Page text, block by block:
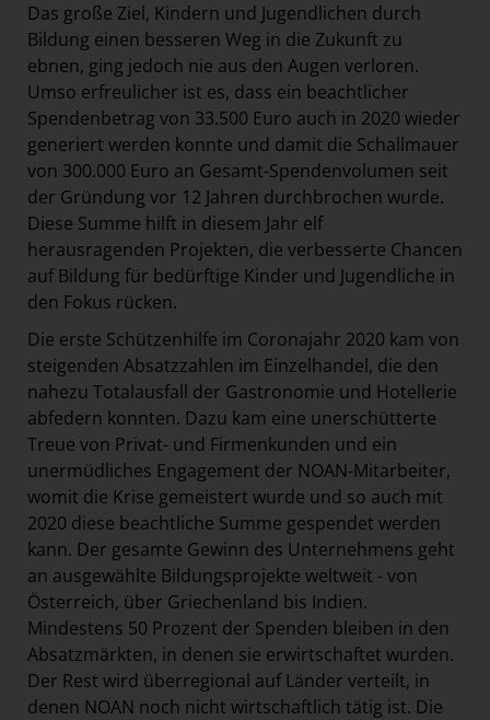
Das große Ziel, Kindern und Jugendlichen durch
Bildung einen besseren Weg in die Zukunft zu
ebnen, ging jedoch nie aus den Augen verloren.
Umso erfreulicher ist es, dass ein beachtlicher
Spendenbetrag von 33.500 Euro auch in 2020 wieder
generiert werden konnte und damit die Schallmauer
von 300.000 Euro an Gesamt-Spendenvolumen seit
der Gründung vor 12 Jahren durchbrochen wurde.
Diese Summe hilft in diesem Jahr elf
herausragenden Projekten, die verbesserte Chancen
auf Bildung für bedürftige Kinder und Jugendliche in
den Fokus rücken.
Die erste Schützenhilfe im Coronajahr 2020 kam von
steigenden Absatzzahlen im Einzelhandel, die den
nahezu Totalausfall der Gastronomie und Hotellerie
abfedern konnten. Dazu kam eine unerschütterte
Treue von Privat- und Firmenkunden und ein
unermüdliches Engagement der NOAN-Mitarbeiter,
womit die Krise gemeistert wurde und so auch mit
2020 diese beachtliche Summe gespendet werden
kann. Der gesamte Gewinn des Unternehmens geht
an ausgewählte Bildungsprojekte weltweit - von
Österreich, über Griechenland bis Indien.
Mindestens 50 Prozent der Spenden bleiben in den
Absatzmärkten, in denen sie erwirtschaftet wurden.
Der Rest wird überregional auf Länder verteilt, in
denen NOAN noch nicht wirtschaftlich tätig ist. Die